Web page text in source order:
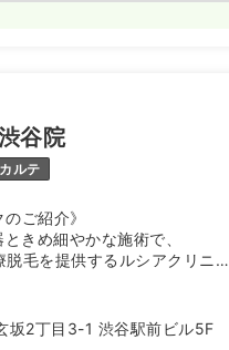
谷院
ルテ
ご紹介》
きめ細やかな施術で、
脱毛を提供するルシアクリニッ
延べ12万人以上の患者さまに
ニック
坂2丁目3-1 渋谷駅前ビル5F